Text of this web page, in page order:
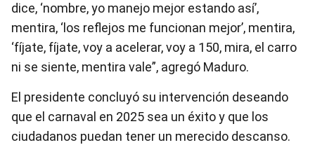
dice, ‘nombre, yo manejo mejor estando así’,
mentira, ‘los reflejos me funcionan mejor’, mentira,
‘fíjate, fíjate, voy a acelerar, voy a 150, mira, el carro
ni se siente, mentira vale”, agregó Maduro.
El presidente concluyó su intervención deseando
que el carnaval en 2025 sea un éxito y que los
ciudadanos puedan tener un merecido descanso.